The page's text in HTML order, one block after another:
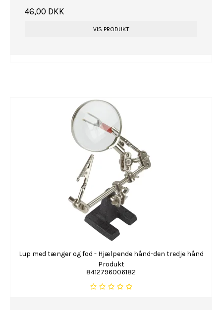
46,00 DKK
VIS PRODUKT
Lup med tænger og fod - Hjælpende hånd-den tredje hånd
Produkt
8412796006182